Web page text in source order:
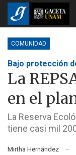
COMUNIDAD
Bajo protección
La
en el
La Reserva
tiene casi mil
Mirtha Hernández